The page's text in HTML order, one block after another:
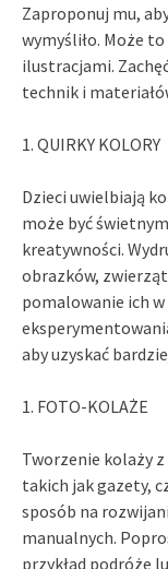
Zaproponuj mu,
wymyśliło. Może
ilustracjami.
technik i
1. QUIRKY KOLORY
Dzieci uwielbiają
może być
kreatywności.
obrazków,
pomalowanie ich
aby uzyskać
1. FOTO-KOLAŻE
Tworzenie kolaży
takich jak gazety,
sposób na
manualnych.
przykład podróże